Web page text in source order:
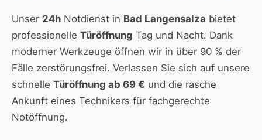
Unser 24h Notdienst in Bad Langensalza bietet
professionelle Türöffnung Tag und Nacht. Dank
moderner Werkzeuge öffnen wir in über 90 % der
Fälle zerstörungsfrei. Verlassen Sie sich auf unsere
schnelle Türöffnung ab 69 € und die rasche
Ankunft eines Technikers für fachgerechte
Notöffnung.